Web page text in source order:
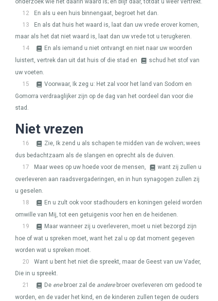
onderzoek wie het daarin waard is; en blijf daar, totdat u weer vertrekt.
12
En als u een huis binnengaat, begroet het dan.
13
En als dat huis het waard is, laat dan uw vrede erover komen,
maar als het dat niet waard is, laat dan uw vrede tot u terugkeren.
14
En als iemand u niet ontvangt en niet naar uw woorden
luistert, vertrek dan uit dat huis of die stad en
schud het stof van
uw voeten.
15
Voorwaar, Ik zeg u: Het zal voor het land van Sodom en
Gomorra verdraaglijker zijn op de dag van het oordeel dan voor die
stad.
Niet vrezen
16
Zie, Ik zend u als schapen te midden van de wolven; wees
dus bedachtzaam als de slangen en oprecht als de duiven.
17
Maar wees op uw hoede voor de mensen,
want zij zullen u
overleveren aan raadsvergaderingen, en in hun synagogen zullen zij
u geselen.
18
En u zult ook voor stadhouders en koningen geleid worden
omwille van Mij, tot een getuigenis voor hen en de heidenen.
19
Maar wanneer zij u overleveren, moet u niet bezorgd zijn
hoe of wat u spreken moet, want het zal u op dat moment gegeven
worden wat u spreken moet.
20
Want u bent het niet die spreekt, maar de Geest van uw Vader,
Die in u spreekt.
21
De enebroer zal de anderebroer overleveren om gedood te
worden, en de vader het kind, en de kinderen zullen tegen de ouders